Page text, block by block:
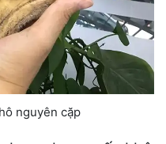
nguyên cặp